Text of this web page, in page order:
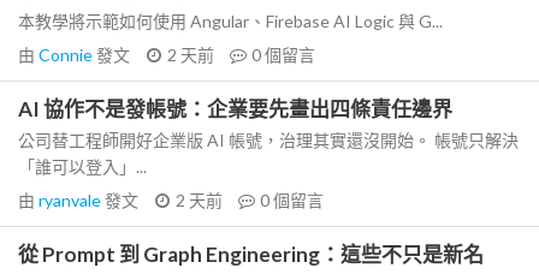
本教學將示範如何使用 Angular、Firebase AI Logic 與 G...
由 Connie發文 2 天前 0個留言
AI 協作不是發帳號：企業要先畫出四條責任邊界
公司替工程師開好企業版 AI 帳號，治理其實還沒開始。 帳號只解決
「誰可以登入」...
由 ryanvale發文 2 天前 0個留言
從 Prompt 到 Graph Engineering：這些不只是新名